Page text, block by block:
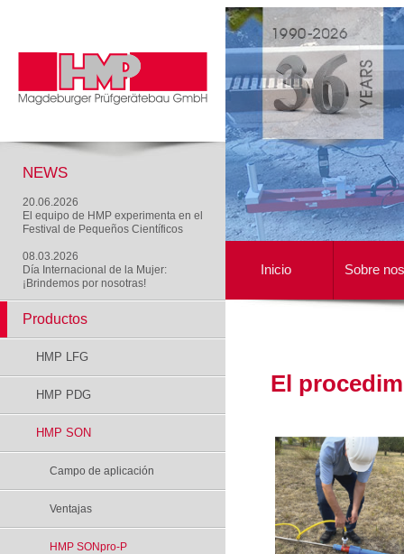
NEWS
20.06.2026
El equipo de HMP experimenta en el
Festival de Pequeños Científicos
08.03.2026
Día Internacional de la Mujer:
¡Brindemos por nosotras!
Inicio Sobre
Productos
HMP LFG
HMP PDG
HMP SON
Campo de aplicación
Ventajas
HMP SONpro-P
El